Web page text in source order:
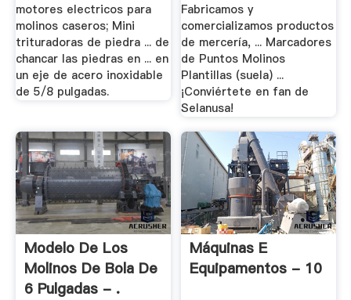
motores electricos para
molinos caseros; Mini
trituradoras de piedra ... de
chancar las piedras en ... en
un eje de acero inoxidable
de 5/8 pulgadas.
Fabricamos y
comercializamos productos
de mercería, ... Marcadores
de Puntos Molinos
Plantillas (suela) ...
¡Conviértete en fan de
Selanusa!
Modelo De Los
Molinos De Bola De
6 Pulgadas - .
Máquinas E
Equipamentos - 10